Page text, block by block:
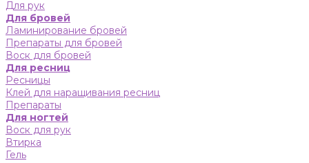
Для рук
Для бровей
Ламинирование бровей
Препараты для бровей
Воск для бровей
Для ресниц
Ресницы
Клей для наращивания ресниц
Препараты
Для ногтей
Воск для рук
Втирка
Гель